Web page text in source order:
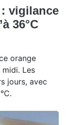
: vigilance
36°C
orange
Les
jours, avec